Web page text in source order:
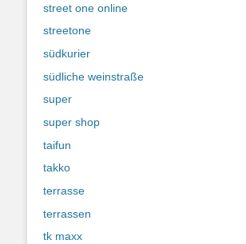
street one online
streetone
südkurier
südliche weinstraße
super
super shop
taifun
takko
terrasse
terrassen
tk maxx